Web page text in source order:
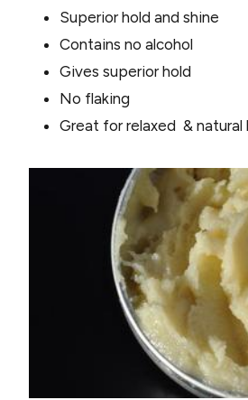
Superior hold and shine
Contains no alcohol
Gives superior hold
No flaking
Great for relaxed & natural